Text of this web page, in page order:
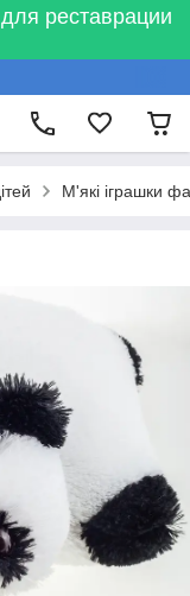
реставрации
М'які іграшки